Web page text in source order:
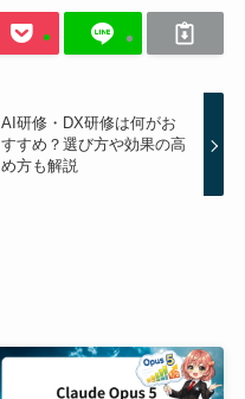
AI研修・DX研修は何がお
すすめ？選び方や効果の高
め方も解説